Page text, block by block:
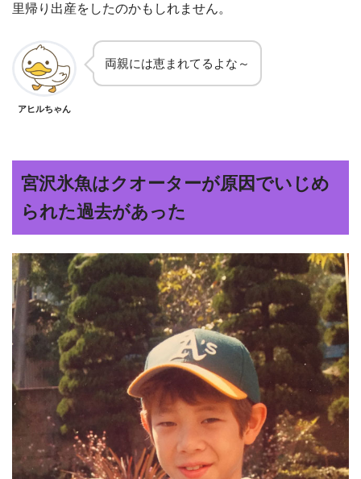
里帰り出産をしたのかもしれません。
アヒルちゃん
両親には恵まれてるよな～
宮沢氷魚はクオーターが原因でいじめ
られた過去があった